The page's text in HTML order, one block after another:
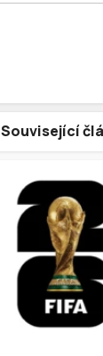
Související